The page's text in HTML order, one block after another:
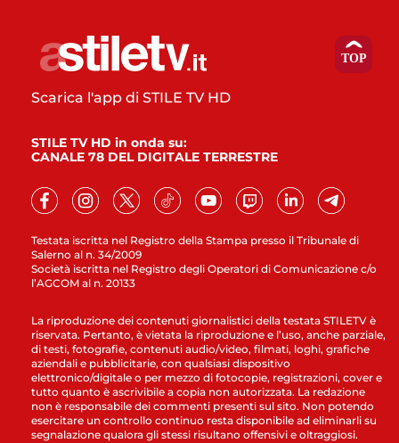
Testata iscritta nel Registro della Stampa presso il Tribunale di
Salerno al n. 34/2009
Società iscritta nel Registro degli Operatori di Comunicazione c/o
l’AGCOM al n. 20133
Scarica l'app di STILE TV HD
STILE TV HD in onda su:
CANALE 78 DEL DIGITALE TERRESTRE
La riproduzione dei contenuti giornalistici della testata STILETV è
riservata. Pertanto, è vietata la riproduzione e l’uso, anche parziale,
di testi, fotografie, contenuti audio/video, filmati, loghi, grafiche
aziendali e pubblicitarie, con qualsiasi dispositivo
elettronico/digitale o per mezzo di fotocopie, registrazioni, cover e
tutto quanto è ascrivibile a copia non autorizzata. La redazione
non è responsabile dei commenti presenti sul sito. Non potendo
esercitare un controllo continuo resta disponibile ad eliminarli su
segnalazione qualora gli stessi risultano offensivi e oltraggiosi.